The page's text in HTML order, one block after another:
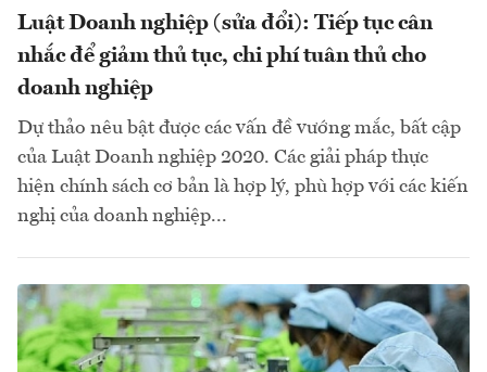
Luật Doanh nghiệp (sửa đổi): Tiếp tục cân
nhắc để giảm thủ tục, chi phí tuân thủ cho
doanh nghiệp
Dự thảo nêu bật được các vấn đề vướng mắc, bất cập
của Luật Doanh nghiệp 2020. Các giải pháp thực
hiện chính sách cơ bản là hợp lý, phù hợp với các kiến
nghị của doanh nghiệp...